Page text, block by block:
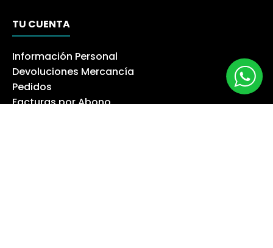
TU CUENTA
Información Personal
Devoluciones Mercancía
Pedidos
Facturas por Abono